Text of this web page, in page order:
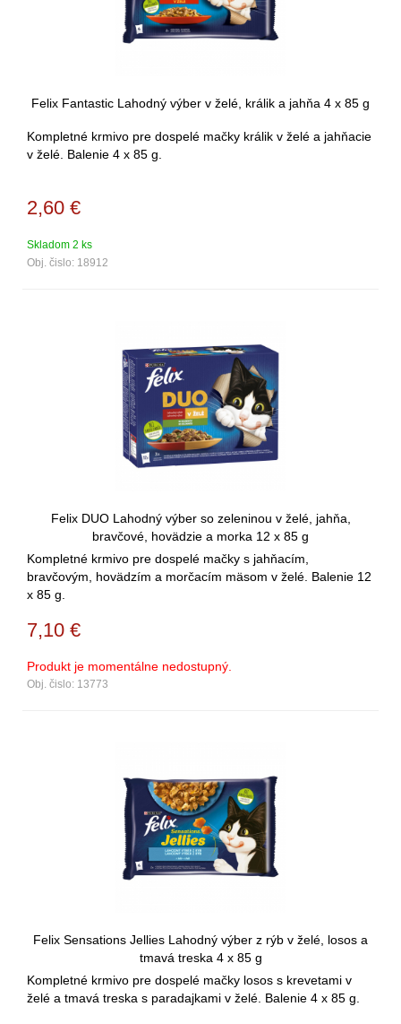
Felix Fantastic Lahodný výber v želé, králik a jahňa 4 x 85 g
Kompletné krmivo pre dospelé mačky králik v želé a jahňacie
v želé. Balenie 4 x 85 g.
2,60 €
Skladom 2 ks
Obj. čislo: 18912
Felix DUO Lahodný výber so zeleninou v želé, jahňa,
bravčové, hovädzie a morka 12 x 85 g
Kompletné krmivo pre dospelé mačky s jahňacím,
bravčovým, hovädzím a morčacím mäsom v želé. Balenie 12
x 85 g.
7,10 €
Produkt je momentálne nedostupný.
Obj. čislo: 13773
Felix Sensations Jellies Lahodný výber z rýb v želé, losos a
tmavá treska 4 x 85 g
Kompletné krmivo pre dospelé mačky losos s krevetami v
želé a tmavá treska s paradajkami v želé. Balenie 4 x 85 g.